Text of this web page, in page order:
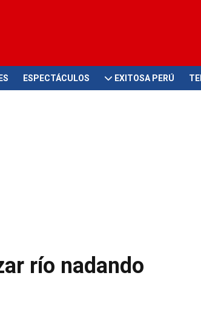
ESPECTÁCULOS EXITOSA PERÚ
río nadando